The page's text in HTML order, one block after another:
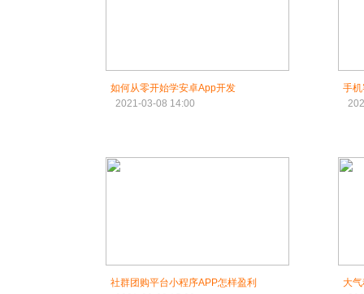
如何从零开始学安卓App开发
2021-03-08 14:00
手
社群团购平台小程序APP怎样盈利
大